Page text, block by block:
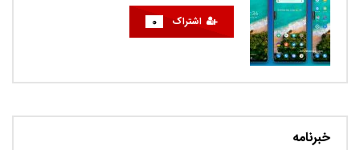
اشتراک 0
خبرنامه